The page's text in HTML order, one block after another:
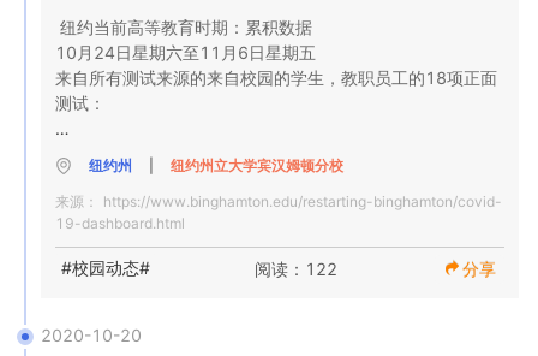
布鲁姆县卫生署对检测结果进行了验证
NA
全面测试
6
阳性率
阳性
NA
阳性
百得学生健康服务部的诊断测试结果
45
全面测试
纽约当前高等教育时期：累积数据
10月24日星期六至11月6日星期五
来自所有测试来源的来自校园的学生，教职员工的18项正面
测试：
9-旧联盟大厅的校园内监控测试
5-有症状学生的百得学生健康服务测试
4-布鲁姆县卫生部报告给我们的测试自我报告测试
每日数据
2020年10月19日，星期一
纽约州
纽约州立大学宾汉姆顿分校
来源： https://www.binghamton.edu/restarting-binghamton/covid-
19-dashboard.html
#校园动态# 阅读：122 分享
2020-10-20